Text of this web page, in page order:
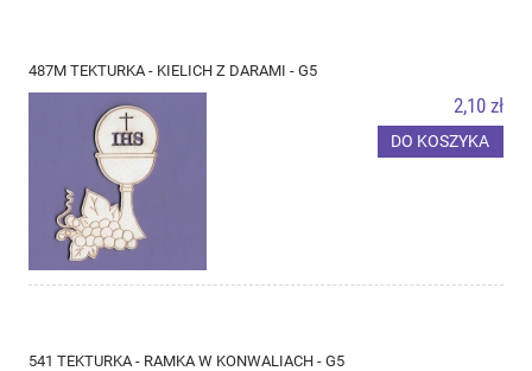
487M TEKTURKA - KIELICH Z DARAMI - G5
2,10 zł
DO KOSZYKA
541 TEKTURKA - RAMKA W KONWALIACH - G5